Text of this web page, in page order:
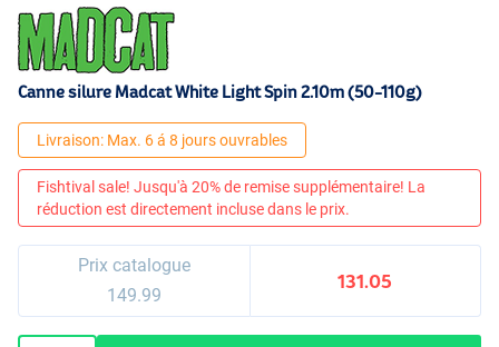
Canne silure Madcat White Light Spin 2.10m (50-110g)
Livraison: Max. 6 á 8 jours ouvrables
Fishtival sale! Jusqu'à 20% de remise supplémentaire! La
réduction est directement incluse dans le prix.
Prix catalogue
149.99
131.05